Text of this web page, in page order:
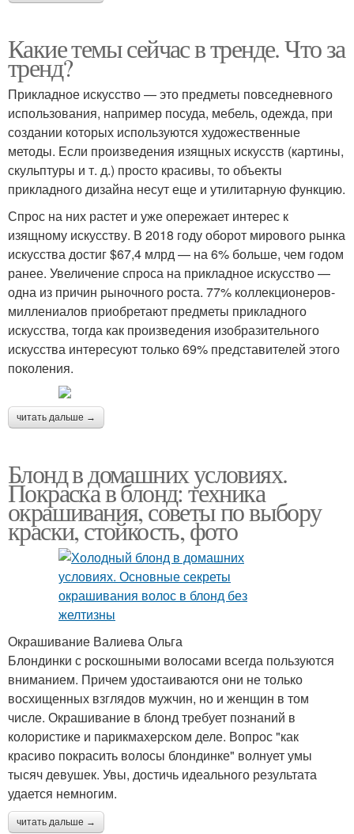
Какие темы сейчас в тренде. Что за
тренд?
Прикладное искусство — это предметы повседневного
использования, например посуда, мебель, одежда, при
создании которых используются художественные
методы. Если произведения изящных искусств (картины,
скульптуры и т. д.) просто красивы, то объекты
прикладного дизайна несут еще и утилитарную функцию.
Спрос на них растет и уже опережает интерес к
изящному искусству. В 2018 году оборот мирового рынка
искусства достиг $67,4 млрд — на 6% больше, чем годом
ранее. Увеличение спроса на прикладное искусство —
одна из причин рыночного роста. 77% коллекционеров-
миллениалов приобретают предметы прикладного
искусства, тогда как произведения изобразительного
искусства интересуют только 69% представителей этого
поколения.
читать дальше →
Блонд в домашних условиях.
Покраска в блонд: техника
окрашивания, советы по выбору
краски, стойкость, фото
Окрашивание Валиева Ольга
Блондинки с роскошными волосами всегда пользуются
вниманием. Причем удостаиваются они не только
восхищенных взглядов мужчин, но и женщин в том
числе. Окрашивание в блонд требует познаний в
колористике и парикмахерском деле. Вопрос "как
красиво покрасить волосы блондинке" волнует умы
тысяч девушек. Увы, достичь идеального результата
удается немногим.
читать дальше →